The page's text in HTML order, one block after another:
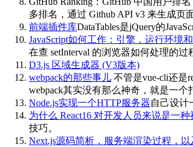
多排名，通过 Github API v3 来生成页
前端插件库DataTables是jQuery的
JavaScript如何工作：引擎，运行环境
在查 setInterval 的浏览器如何处理的
D3.js 区域生成器 (V3版本)
webpack的那些事儿 不管是vue-cli还是
webpack其实没有那么神奇，就是一
Node.js实现一个HTTP服务器自己设计
为什么 React16 对开发人员来说是一种
技巧。
Next.js源码简析，服务端渲染过程，以